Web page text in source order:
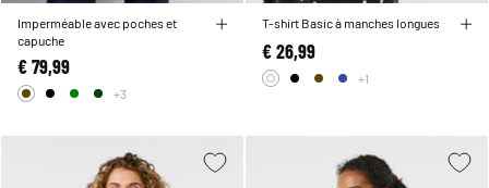
Imperméable avec poches et
capuche
€ 79,99
+3
T-shirt Basic à manches longues
€ 26,99
+1